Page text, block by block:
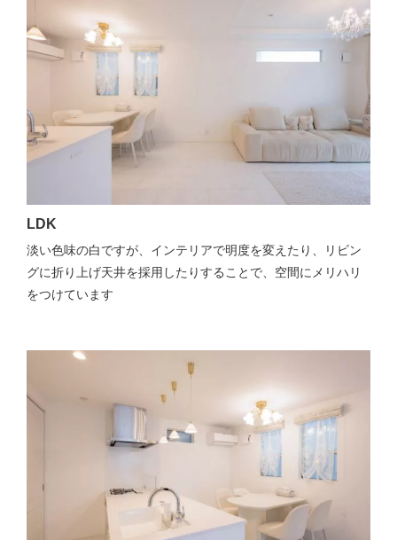
LDK
淡い色味の白ですが、インテリアで明度を変えたり、リビン
グに折り上げ天井を採用したりすることで、空間にメリハリ
をつけています